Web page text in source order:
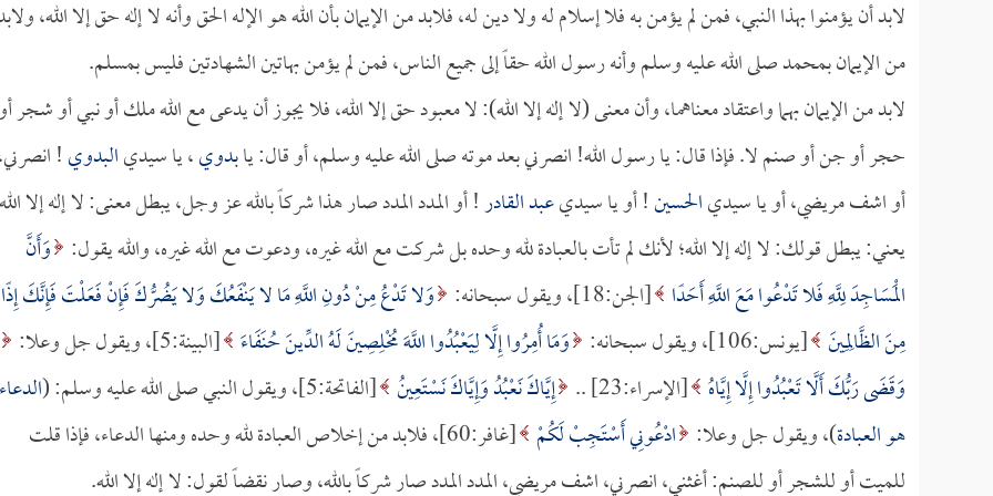
لابد أن يؤمنوا بهذا النبي، فمن لم يؤمن به فلا إسلام له ولا دين له، فلابد من الإيمان بأن الله هو الإله الحق وأنه لا إله حق إلا الله،
من الإيمان بمحمد صلى الله عليه وسلم وأنه رسول الله حقاً إلى جميع الناس، فمن لم يؤمن بهاتين الشهادتين فليس بمسلم.
لابد من الإيمان بهما واعتقاد معناهما، وأن معنى (لا إله إلا الله): لا معبود حق إلا الله، فلا يجوز أن يدعى مع الله ملك أو نبي أو شجر
حجر أو جن أو صنم لا. فإذا قال: يا رسول الله! انصرني بعد موته صلى الله عليه وسلم، أو قال: يابدوي، يا سيديالبدوي!
أو اشف مريضي، أو يا سيديالحسين! أو يا سيديعبد القادر! أو المدد المدد صار هذا شركاً بالله عز وجل، يبطل معنى: لا إله إلا
يعني: يبطل قولك: لا إله إلا الله؛ لأنك لم تأت بالعبادة لله وحده بل شركت مع الله غيره، ودعوت مع الله غيره، والله يقول: وَأَنَّ
الْمَسَاجِدَ لِلَّهِ فَلا تَدْعُوا مَعَ اللَّهِ أَحَدًا [الجن:18]، ويقول سبحانه:
وَلا تَدْعُ مِنْ دُونِ اللَّهِ مَا لا يَنْفَعُكَ وَلا يَضُرُّكَ فَإِنْ فَعَلْتَ فَإِنَّكَ إِذًا
مِنَ الظَّالِمِينَ [يونس:106]، ويقول سبحانه: وَمَا أُمِرُوا إِلَّا لِيَعْبُدُوا اللَّهَ مُخْلِصِينَ لَهُ الدِّينَ حُنَفَاءَ [البينة:5]، ويقول جل وعلا:
وَقَضَى رَبُّكَ أَلَّا تَعْبُدُوا إِلَّا إِيَّاهُ [الإسراء:23] .. إِيَّاكَ نَعْبُدُ وَإِيَّاكَ نَسْتَعِينُ [الفاتحة:5]، ويقول النبي صلى الله عليه وسلم: (
هو العبادة)، ويقول جل وعلا: ادْعُونِي أَسْتَجِبْ لَكُمْ
[غافر:60]، فلابد من إخلاص العبادة لله وحده ومنها الدعاء، فإذا قلت
للميت أو للشجر أو للصنم: أغثني، انصرني، اشف مريضي، المدد المدد صار شركاً بالله، وصار نقضاً لقول: لا إله إلا الله.